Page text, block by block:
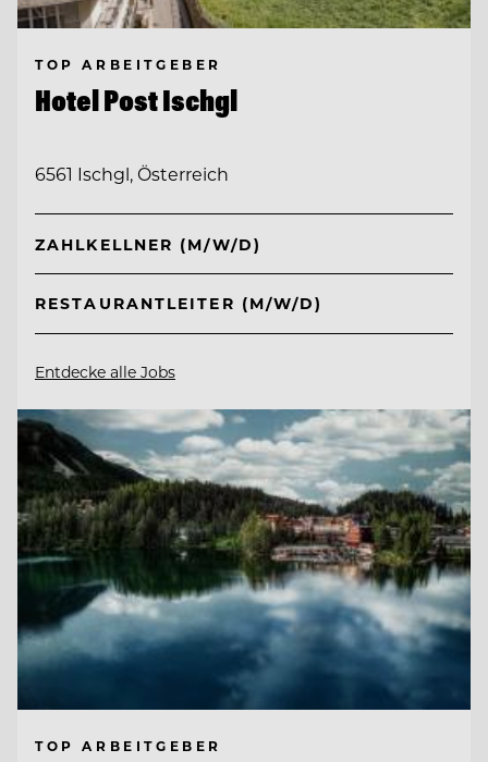
TOP ARBEITGEBER
Hotel Post Ischgl
6561 Ischgl, Österreich
ZAHLKELLNER (M/W/D)
RESTAURANTLEITER (M/W/D)
Entdecke alle Jobs
TOP ARBEITGEBER